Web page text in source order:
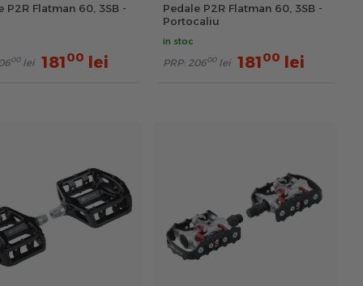
P2R Flatman 60, 3SB -
00 lei 18100 lei
Pedale P2R Flatman 60, 3SB -
Portocaliu
in stoc
PRP: 20600 lei 18100 lei